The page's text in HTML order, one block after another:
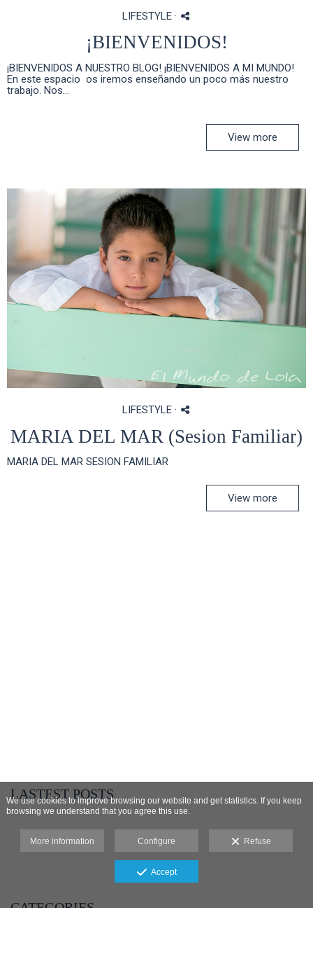
LIFESTYLE ·
¡BIENVENIDOS!
¡BIENVENIDOS A NUESTRO BLOG! ¡BIENVENIDOS A MI MUNDO!
En este espacio os iremos enseñando un poco más nuestro
trabajo. Nos...
View more
LIFESTYLE ·
MARIA DEL MAR (Sesion Familiar)
MARIA DEL MAR SESION FAMILIAR
View more
LASTEST POSTS
- COMUNION PEDRO EN MURCIA
- DE FERIA CON SONIA E IVAN
- ESPERANDO A ELISA
- COMUNIÓN IRENE EN MURCIA
CATEGORIES
We use cookies to improve browsing our website and get statistics. If you keep
browsing we understand that you agree this use.
More information Configure Refuse
Accept